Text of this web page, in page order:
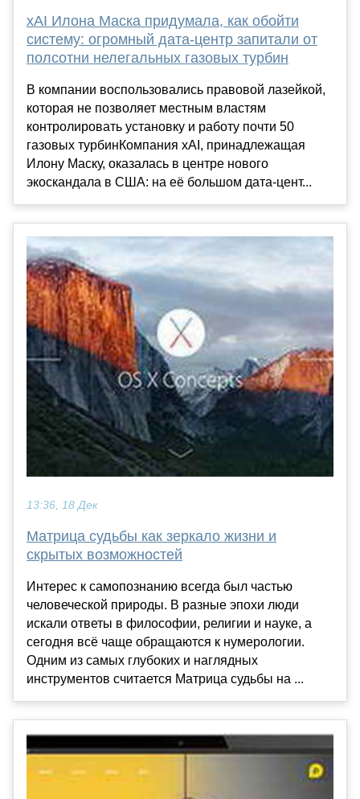
xAI Илона Маска придумала, как обойти
систему: огромный дата-центр запитали от
полсотни нелегальных газовых турбин
В компании воспользовались правовой лазейкой,
которая не позволяет местным властям
контролировать установку и работу почти 50
газовых турбинКомпания xAI, принадлежащая
Илону Маску, оказалась в центре нового
экоскандала в США: на её большом дата-цент...
13:36, 18 Дек
Матрица судьбы как зеркало жизни и
скрытых возможностей
Интерес к самопознанию всегда был частью
человеческой природы. В разные эпохи люди
искали ответы в философии, религии и науке, а
сегодня всё чаще обращаются к нумерологии.
Одним из самых глубоких и наглядных
инструментов считается Матрица судьбы на ...